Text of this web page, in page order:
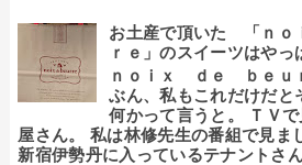
お土産で頂いた 「ｎ
ｒｅ」のスイーツはやっ
ｎｏｉｘ ｄｅ ｂｅｕ
ぶん、私もこれだけだと
何かって言うと。 ＴＶ
屋さん。 私は林修先生の番組で見ま
新宿伊勢丹に入っているテナントさ